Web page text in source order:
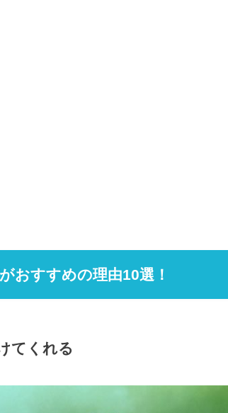
おすすめの理由10選！
てくれる